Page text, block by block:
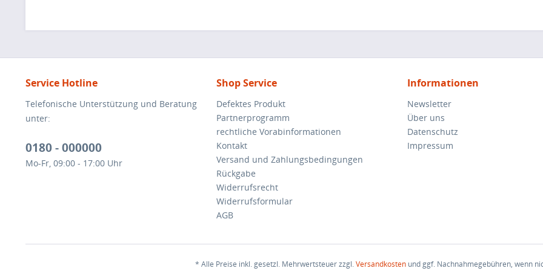
Service Hotline
Telefonische Unterstützung und Beratung
unter:
0180 - 000000
Mo-Fr, 09:00 - 17:00 Uhr
Shop Service
Defektes Produkt
Partnerprogramm
rechtliche Vorabinformationen
Kontakt
Versand und Zahlungsbedingungen
Rückgabe
Widerrufsrecht
Widerrufsformular
AGB
Informationen
Newsletter
Über uns
Datenschutz
Impressum
* Alle Preise inkl. gesetzl. Mehrwertsteuer zzgl.Versandkostenund ggf. Nachnahmegebühren, wenn